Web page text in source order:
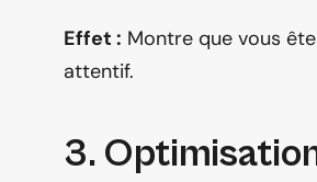
Effet : Montre que vous
attentif.
3.